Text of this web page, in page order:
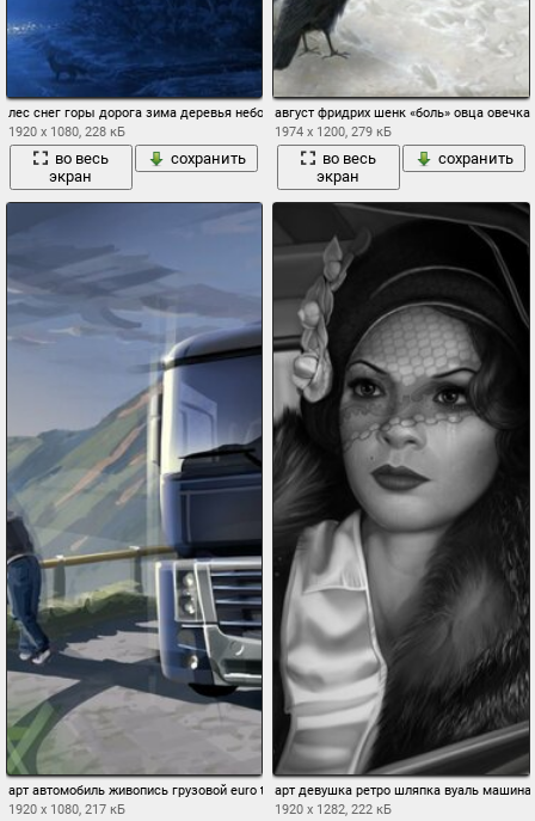
лес снег горы дорога зима деревья небо ночь звезды лиса
1920 x 1080, 228 кБ
во весь
экран
сохранить
август фридрих шенк «боль» овца
1974 x 1200, 279 кБ
во весь
экран
сохранить
арт автомобиль живопись грузовой euro truck тягач фургон трейлер фура
1920 x 1080, 217 кБ
арт девушка ретро шляпка вуаль
1920 x 1282, 222 кБ